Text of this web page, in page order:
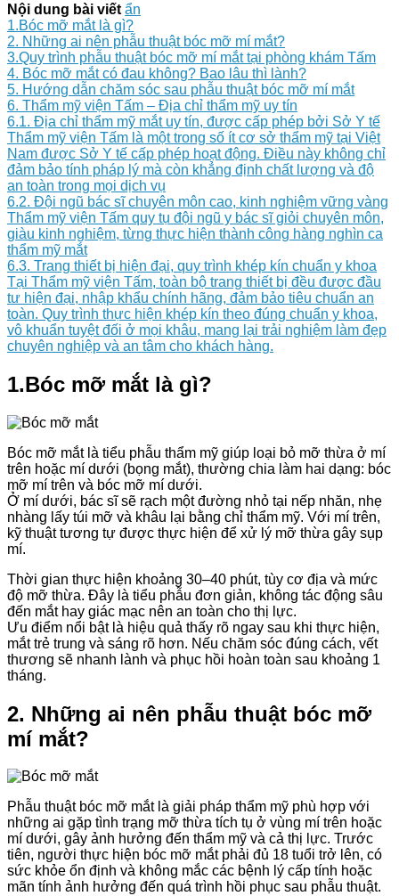
Nội dung bài viết ẩn
1.Bóc mỡ mắt là gì?
2. Những ai nên phẫu thuật bóc mỡ mí mắt?
3.Quy trình phẫu thuật bóc mỡ mí mắt tại phòng khám Tấm
4. Bóc mỡ mắt có đau không? Bao lâu thì lành?
5. Hướng dẫn chăm sóc sau phẫu thuật bóc mỡ mí mắt
6. Thẩm mỹ viện Tấm – Địa chỉ thẩm mỹ uy tín
6.1. Địa chỉ thẩm mỹ mắt uy tín, được cấp phép bởi Sở Y tế
Thẩm mỹ viện Tấm là một trong số ít cơ sở thẩm mỹ tại Việt
Nam được Sở Y tế cấp phép hoạt động. Điều này không chỉ
đảm bảo tính pháp lý mà còn khẳng định chất lượng và độ
an toàn trong mọi dịch vụ
6.2. Đội ngũ bác sĩ chuyên môn cao, kinh nghiệm vững vàng
Thẩm mỹ viện Tấm quy tụ đội ngũ y bác sĩ giỏi chuyên môn,
giàu kinh nghiệm, từng thực hiện thành công hàng nghìn ca
thẩm mỹ mắt
6.3. Trang thiết bị hiện đại, quy trình khép kín chuẩn y khoa
Tại Thẩm mỹ viện Tấm, toàn bộ trang thiết bị đều được đầu
tư hiện đại, nhập khẩu chính hãng, đảm bảo tiêu chuẩn an
toàn. Quy trình thực hiện khép kín theo đúng chuẩn y khoa,
vô khuẩn tuyệt đối ở mọi khâu, mang lại trải nghiệm làm đẹp
chuyên nghiệp và an tâm cho khách hàng.
1.Bóc mỡ mắt là gì?
Bóc mỡ mắt là tiểu phẫu thẩm mỹ giúp loại bỏ mỡ thừa ở mí
trên hoặc mí dưới (bọng mắt), thường chia làm hai dạng: bóc
mỡ mí trên và bóc mỡ mí dưới.
Ở mí dưới, bác sĩ sẽ rạch một đường nhỏ tại nếp nhăn, nhẹ
nhàng lấy túi mỡ và khâu lại bằng chỉ thẩm mỹ. Với mí trên,
kỹ thuật tương tự được thực hiện để xử lý mỡ thừa gây sụp
mí.
Thời gian thực hiện khoảng 30–40 phút, tùy cơ địa và mức
độ mỡ thừa. Đây là tiểu phẫu đơn giản, không tác động sâu
đến mắt hay giác mạc nên an toàn cho thị lực.
Ưu điểm nổi bật là hiệu quả thấy rõ ngay sau khi thực hiện,
mắt trẻ trung và sáng rõ hơn. Nếu chăm sóc đúng cách, vết
thương sẽ nhanh lành và phục hồi hoàn toàn sau khoảng 1
tháng.
2. Những ai nên phẫu thuật bóc mỡ
mí mắt?
Phẫu thuật bóc mỡ mắt là giải pháp thẩm mỹ phù hợp với
những ai gặp tình trạng mỡ thừa tích tụ ở vùng mí trên hoặc
mí dưới, gây ảnh hưởng đến thẩm mỹ và cả thị lực. Trước
tiên, người thực hiện bóc mỡ mắt phải đủ 18 tuổi trở lên, có
sức khỏe ổn định và không mắc các bệnh lý cấp tính hoặc
mãn tính ảnh hưởng đến quá trình hồi phục sau phẫu thuật.